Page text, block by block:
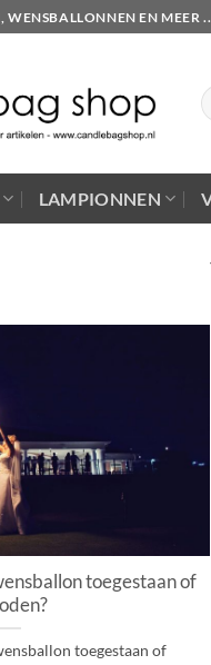
EN MEER
LAMPIONNEN
toegestaan of
toegestaan of